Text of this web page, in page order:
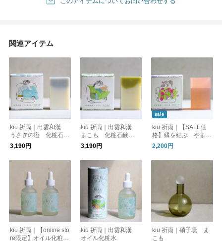
関連アイテム
kiu 祈雨｜出雲和漢
うさぎの塩 化粧石鹸
「清」
3,190円
kiu 祈雨｜出雲和漢
まこも 化粧石鹸
「禊」
3,190円
sale
kiu 祈雨｜【SALE価
格】縁を結ぶ やまも
も化粧石鹸「縁」（洗
顔石鹸）
2,200円
kiu 祈雨｜【online sto
re限定】オイル化粧水
kiu 祈雨｜出雲和漢
オイル化粧水
kiu 祈雨｜硝子壜 ま
こも